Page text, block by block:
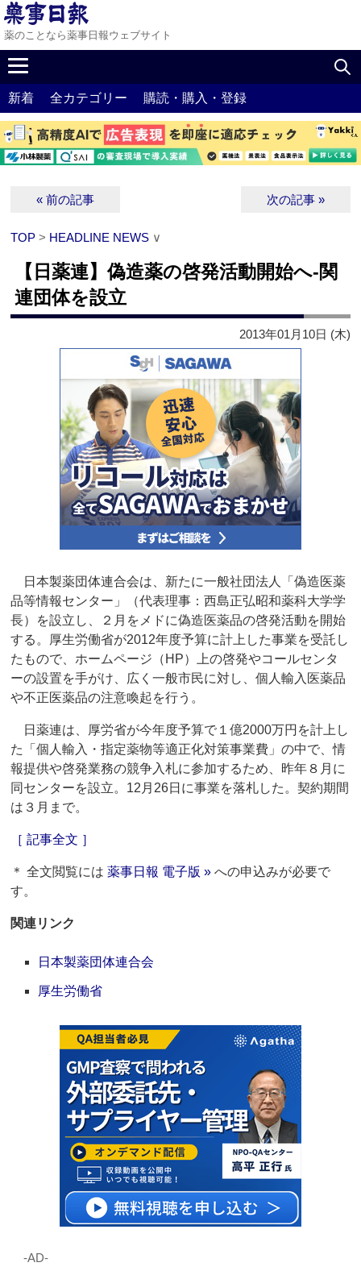
薬のことなら薬事日報ウェブサイト
新着 全カテゴリー 購読・購入・登録
« 前の記事 次の記事 »
TOP > HEADLINE NEWS ∨
【日薬連】偽造薬の啓発活動開始へ‐関
連団体を設立
2013年01月10日 (木)
日本製薬団体連合会は、新たに一般社団法人「偽造医薬
品等情報センター」（代表理事：西島正弘昭和薬科大学学
長）を設立し、２月をメドに偽造医薬品の啓発活動を開始
する。厚生労働省が2012年度予算に計上した事業を受託し
たもので、ホームページ（HP）上の啓発やコールセンタ
ーの設置を手がけ、広く一般市民に対し、個人輸入医薬品
や不正医薬品の注意喚起を行う。
日薬連は、厚労省が今年度予算で１億2000万円を計上し
た「個人輸入・指定薬物等適正化対策事業費」の中で、情
報提供や啓発業務の競争入札に参加するため、昨年８月に
同センターを設立。12月26日に事業を落札した。契約期間
は３月まで。
［ 記事全文 ］
＊ 全文閲覧には薬事日報 電子版 » への申込みが必要で
す。
関連リンク
日本製薬団体連合会
厚生労働省
‐AD‐